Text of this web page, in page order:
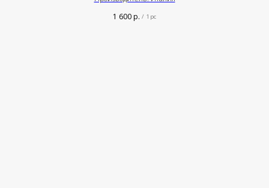
1 600р. / 1 pc